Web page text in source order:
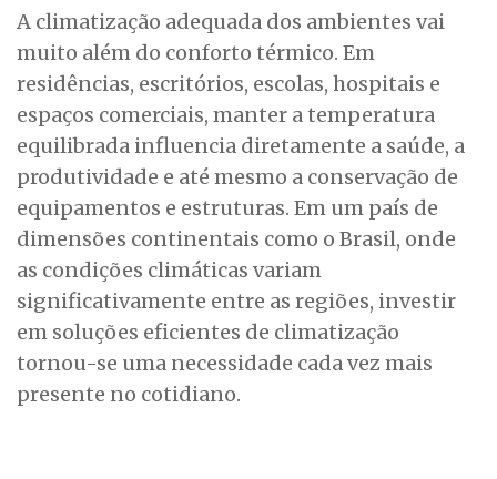
A climatização adequada dos ambientes vai
muito além do conforto térmico. Em
residências, escritórios, escolas, hospitais e
espaços comerciais, manter a temperatura
equilibrada influencia diretamente a saúde, a
produtividade e até mesmo a conservação de
equipamentos e estruturas. Em um país de
dimensões continentais como o Brasil, onde
as condições climáticas variam
significativamente entre as regiões, investir
em soluções eficientes de climatização
tornou-se uma necessidade cada vez mais
presente no cotidiano.